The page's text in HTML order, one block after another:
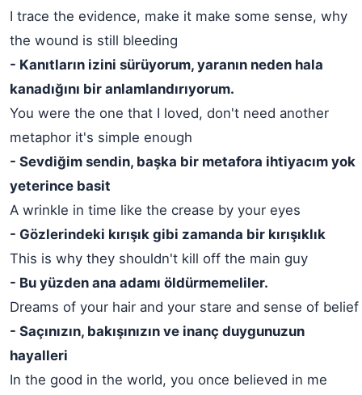
I trace the evidence, make it make some sense, why
the wound is still bleeding
- Kanıtların izini sürüyorum, yaranın neden hala
kanadığını bir anlamlandırıyorum.
You were the one that I loved, don't need another
metaphor it's simple enough
- Sevdiğim sendin, başka bir metafora ihtiyacım yok
yeterince basit
A wrinkle in time like the crease by your eyes
- Gözlerindeki kırışık gibi zamanda bir kırışıklık
This is why they shouldn't kill off the main guy
- Bu yüzden ana adamı öldürmemeliler.
Dreams of your hair and your stare and sense of belief
- Saçınızın, bakışınızın ve inanç duygunuzun
hayalleri
In the good in the world, you once believed in me